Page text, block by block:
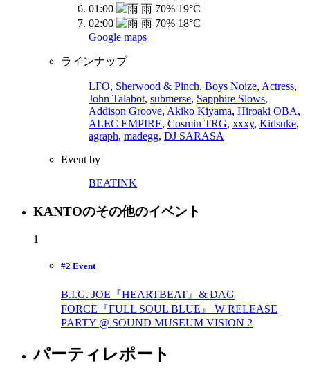
01:00
19°C
02:00
18°C
Google maps
ラインナップ
LFO, Sherwood & Pinch, Boys Noize, Actress,
John Talabot, submerse, Sapphire Slows,
Addison Groove, Akiko Kiyama, Hiroaki OBA,
ALEC EMPIRE, Cosmin TRG, xxxy, Kidsuke,
agraph, madegg, DJ SARASA
Event by
BEATINK
KANTOのその他のイベント
1
#2 Event
B.I.G. JOE『HEARTBEAT』& DAG
FORCE『FULL SOUL BLUE』 W RELEASE
PARTY @ SOUND MUSEUM VISION 2
パーティレポート